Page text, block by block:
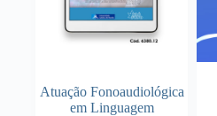
Atuação Fonoaudiológica
em Linguagem